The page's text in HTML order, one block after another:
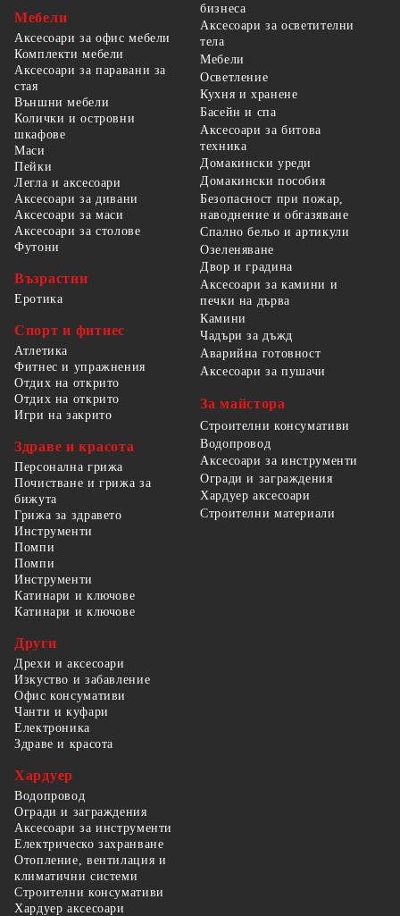
Мебели
Аксесоари за офис мебели
Комплекти мебели
Аксесоари за паравани за
стая
Външни мебели
Колички и островни
шкафове
Маси
Пейки
Легла и аксесоари
Аксесоари за дивани
Аксесоари за маси
Аксесоари за столове
Футони
Възрастни
Еротика
Спорт и фитнес
Атлетика
Фитнес и упражнения
Отдих на открито
Отдих на открито
Игри на закрито
Здраве и красота
Персонална грижа
Почистване и грижа за
бижута
Грижа за здравето
бизнеса
Аксесоари за осветителни
тела
Мебели
Осветление
Кухня и хранене
Басейн и спа
Аксесоари за битова
техника
Домакински уреди
Домакински пособия
Безопасност при пожар,
наводнение и обгазяване
Спално бельо и артикули
Озеленяване
Двор и градина
Аксесоари за камини и
печки на дърва
Камини
Чадъри за дъжд
Аварийна готовност
Аксесоари за пушачи
За майстора
Строителни консумативи
Водопровод
Аксесоари за инструменти
Огради и заграждения
Хардуер аксесоари
Строителни материали
Инструменти
Помпи
Помпи
Инструменти
Катинари и ключове
Катинари и ключове
Други
Дрехи и аксесоари
Изкуство и забавление
Офис консумативи
Чанти и куфари
Електроника
Здраве и красота
Хардуер
Водопровод
Огради и заграждения
Аксесоари за инструменти
Електрическо захранване
Отопление, вентилация и
климатични системи
Строителни консумативи
Хардуер аксесоари